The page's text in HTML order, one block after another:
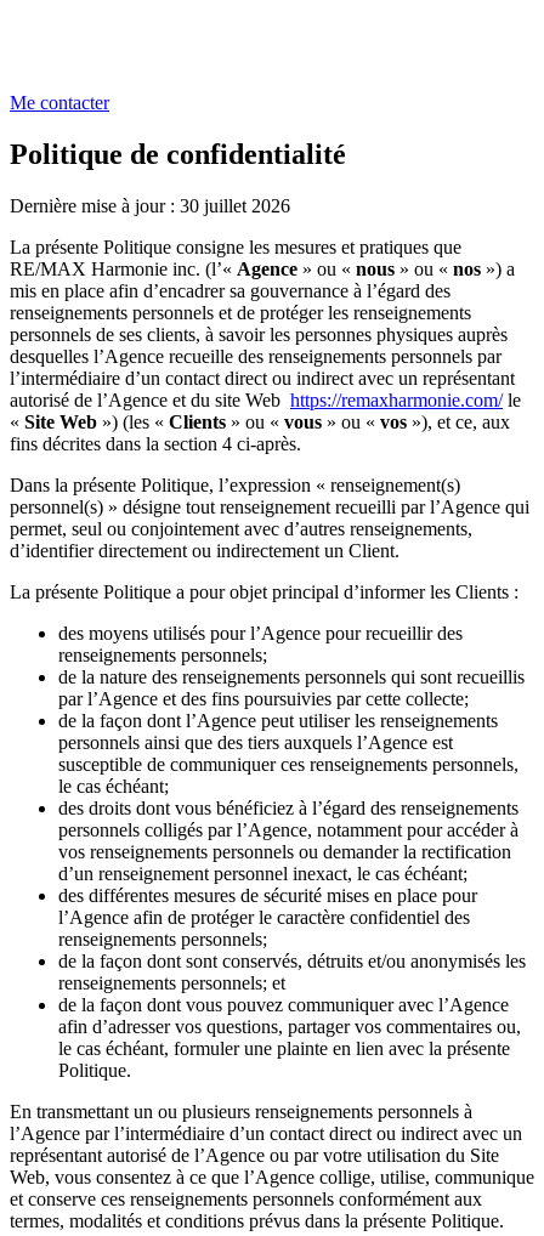
Me contacter
Politique de confidentialité
Dernière mise à jour : 30 juillet 2026
La présente Politique consigne les mesures et pratiques que
RE/MAX Harmonie inc. (l’« Agence » ou « nous » ou « nos ») a
mis en place afin d’encadrer sa gouvernance à l’égard des
renseignements personnels et de protéger les renseignements
personnels de ses clients, à savoir les personnes physiques auprès
desquelles l’Agence recueille des renseignements personnels par
l’intermédiaire d’un contact direct ou indirect avec un représentant
autorisé de l’Agence et du site Web https://remaxharmonie.com/le
« Site Web ») (les « Clients » ou « vous » ou « vos »), et ce, aux
fins décrites dans la section 4 ci-après.
Dans la présente Politique, l’expression « renseignement(s)
personnel(s) » désigne tout renseignement recueilli par l’Agence qui
permet, seul ou conjointement avec d’autres renseignements,
d’identifier directement ou indirectement un Client.
La présente Politique a pour objet principal d’informer les Clients :
des moyens utilisés pour l’Agence pour recueillir des
renseignements personnels;
de la nature des renseignements personnels qui sont recueillis
par l’Agence et des fins poursuivies par cette collecte;
de la façon dont l’Agence peut utiliser les renseignements
personnels ainsi que des tiers auxquels l’Agence est
susceptible de communiquer ces renseignements personnels,
le cas échéant;
des droits dont vous bénéficiez à l’égard des renseignements
personnels colligés par l’Agence, notamment pour accéder à
vos renseignements personnels ou demander la rectification
d’un renseignement personnel inexact, le cas échéant;
des différentes mesures de sécurité mises en place pour
l’Agence afin de protéger le caractère confidentiel des
renseignements personnels;
de la façon dont sont conservés, détruits et/ou anonymisés les
renseignements personnels; et
de la façon dont vous pouvez communiquer avec l’Agence
afin d’adresser vos questions, partager vos commentaires ou,
le cas échéant, formuler une plainte en lien avec la présente
Politique.
En transmettant un ou plusieurs renseignements personnels à
l’Agence par l’intermédiaire d’un contact direct ou indirect avec un
représentant autorisé de l’Agence ou par votre utilisation du Site
Web, vous consentez à ce que l’Agence collige, utilise, communique
et conserve ces renseignements personnels conformément aux
termes, modalités et conditions prévus dans la présente Politique.